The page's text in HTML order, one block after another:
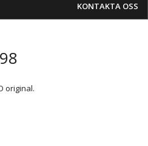
KONTAKTA OSS
original.